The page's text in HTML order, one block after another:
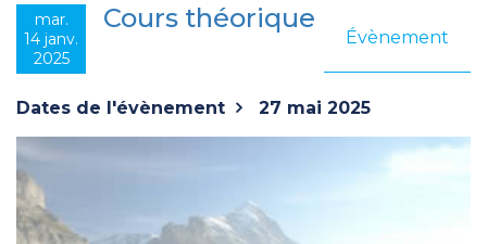
mar.
14 janv.
2025
Évènement
Cours théorique
Dates de l'évènement 27 mai 2025